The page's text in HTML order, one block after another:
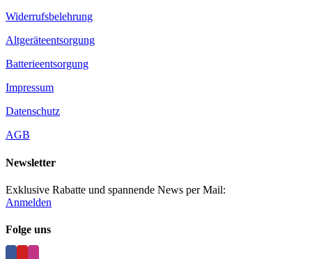
Widerrufsbelehrung
Altgeräteentsorgung
Batterieentsorgung
Impressum
Datenschutz
AGB
Newsletter
Exklusive Rabatte und spannende News per Mail:
Anmelden
Folge uns